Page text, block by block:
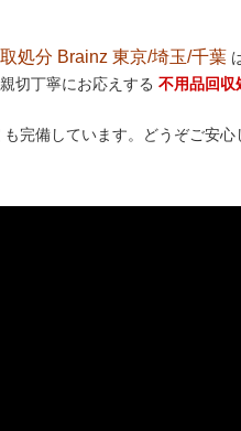
処分 Brainz 東京/埼玉/千葉
切丁寧にお応えする 不用品回収
も完備しています。どうぞご安心